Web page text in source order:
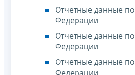
Отчетные данные
Федерации
Отчетные данные
Федерации
Отчетные данные
Федерации